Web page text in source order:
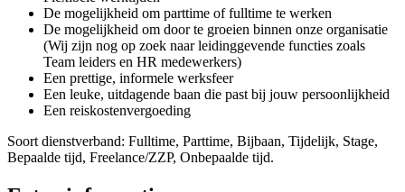
De mogelijkheid om parttime of fulltime te werken
De mogelijkheid om door te groeien binnen onze organisatie
(Wij zijn nog op zoek naar leidinggevende functies zoals
Team leiders en HR medewerkers)
Een prettige, informele werksfeer
Een leuke, uitdagende baan die past bij jouw persoonlijkheid
Een reiskostenvergoeding
Soort dienstverband: Fulltime, Parttime, Bijbaan, Tijdelijk, Stage,
Bepaalde tijd, Freelance/ZZP, Onbepaalde tijd.